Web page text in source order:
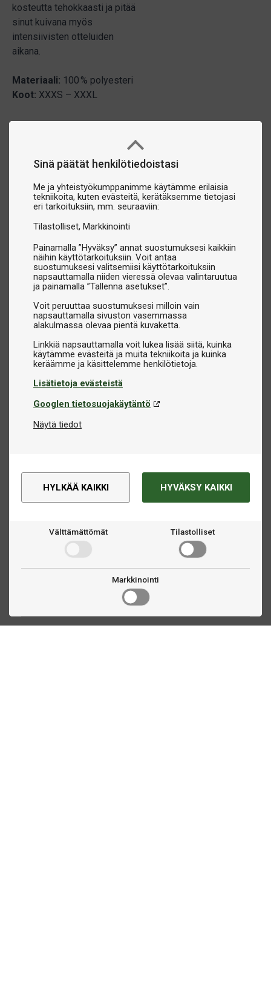
Sinä päätät henkilötiedoistasi
Me ja yhteistyökumppanimme käytämme erilaisia
tekniikoita, kuten evästeitä, kerätäksemme tietojasi
eri tarkoituksiin, mm. seuraaviin:
Tilastolliset Markkinointi
Painamalla ”Hyväksy” annat suostumuksesi kaikkiin
näihin käyttötarkoituksiin. Voit antaa
suostumuksesi valitsemiisi käyttötarkoituksiin
napsauttamalla niiden vieressä olevaa valintaruutua
ja painamalla ”Tallenna asetukset”.
Voit peruuttaa suostumuksesi milloin vain
napsauttamalla sivuston vasemmassa
alakulmassa olevaa pientä kuvaketta.
Linkkiä napsauttamalla voit lukea lisää siitä, kuinka
käytämme evästeitä ja muita tekniikoita ja kuinka
Lisätietoja evästeistä
Googlen tietosuojakäytäntö
Näytä tiedot
HYLKÄÄ KAIKKI HYVÄKSY KAIKKI
Välttämättömät Tilastolliset
Markkinointi
kosteutta tehokkaasti ja pitää
sinut kuivana myös
intensiivisten otteluiden
aikana.
Materiaali: 100 % polyesteri
Koot: XXXS – XXXL